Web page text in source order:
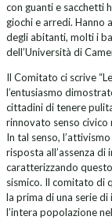
con guanti e sacchetti
giochi e arredi. Hanno
degli abitanti, molti i
dell’Università di
Il Comitato ci scrive
l’entusiasmo
cittadini di tenere
rinnovato senso civico
In tal senso,
risposta all’assenza di
caratterizzando
sismico. Il comitato di
la prima di una serie
l’intera popolazione